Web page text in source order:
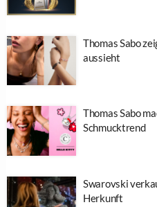
Thomas Sabo
aussieht
Thomas Sabo
Schmucktrend
Swarovski
Herkunft